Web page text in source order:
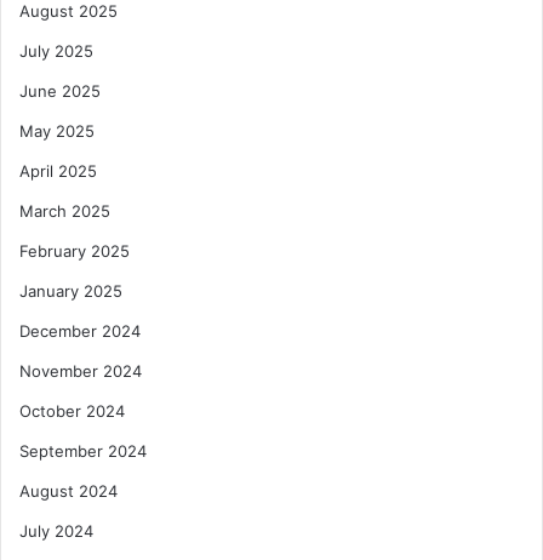
August 2025
July 2025
June 2025
May 2025
April 2025
March 2025
February 2025
January 2025
December 2024
November 2024
October 2024
September 2024
August 2024
July 2024